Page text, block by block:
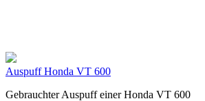
Auspuff Honda VT 600
Gebrauchter Auspuff einer Honda VT 600